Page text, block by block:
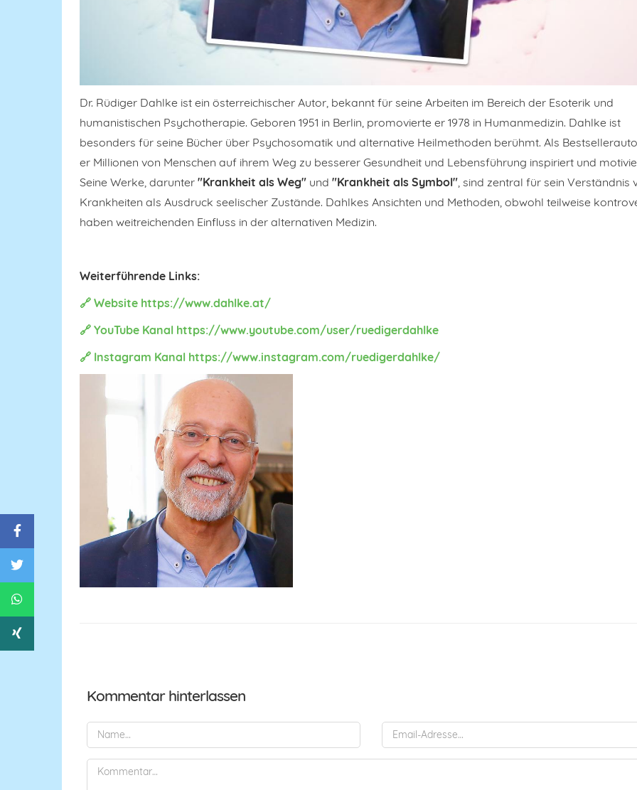
Dr. Rüdiger Dahlke ist ein österreichischer Autor, bekannt für seine Arbeiten im Bereich der Esoterik und
humanistischen Psychotherapie. Geboren 1951 in Berlin, promovierte er 1978 in Humanmedizin. Dahlke ist
besonders für seine Bücher über Psychosomatik und alternative Heilmethoden berühmt. Als
er Millionen von Menschen auf ihrem Weg zu besserer Gesundheit und Lebensführung inspiriert und
Seine Werke, darunter "Krankheit als Weg" und "Krankheit als Symbol", sind zentral für sein Verständnis
Krankheiten als Ausdruck seelischer Zustände. Dahlkes Ansichten und Methoden, obwohl teilweise
haben weitreichenden Einfluss in der alternativen Medizin.
Weiterführende Links:
🔗 Website https://www.dahlke.at/
🔗 YouTube Kanal https://www.youtube.com/user/ruedigerdahlke
🔗 Instagram Kanal https://www.instagram.com/ruedigerdahlke/
Kommentar hinterlassen